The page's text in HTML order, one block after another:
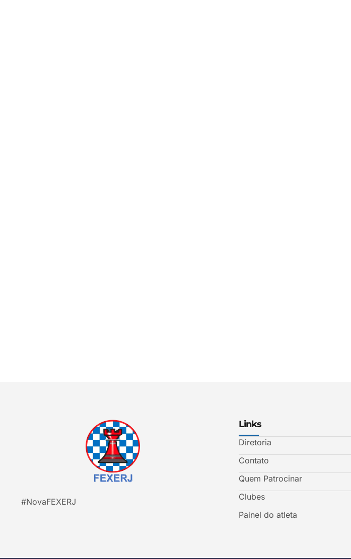
#NovaFEXERJ
Links
Diretoria
Contato
Quem Patrocinar
Clubes
Painel do atleta